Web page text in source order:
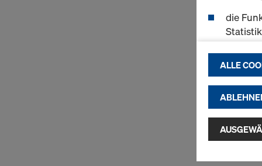
die
Indem Sie
ALLE